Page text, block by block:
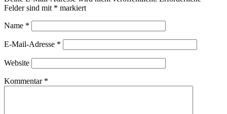
Felder sind mit * markiert
Name *
E-Mail-Adresse *
Website
Kommentar *